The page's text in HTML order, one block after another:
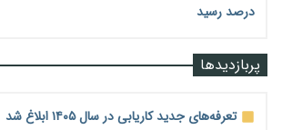
درصد رسید
رشد ۷۵ هزار میلیاردی بازار خرید اعتباری؛ پربازدیدها
تعرفه‌های جدید کاریابی در سال ۱۴۰۵ ابلاغ شد